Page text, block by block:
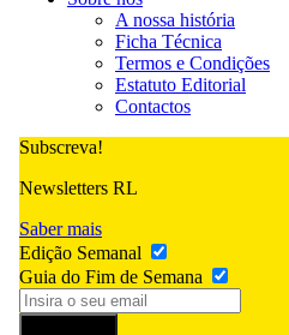
A nossa história
Ficha Técnica
Termos e Condições
Estatuto Editorial
Contactos
Subscreva!
Newsletters RL
Saber mais
Edição Semanal
Guia do Fim de Semana